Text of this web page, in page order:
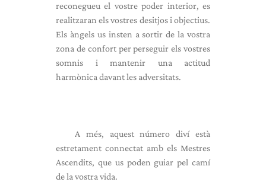
reconegueu el vostre poder interior, es
realitzaran els vostres desitjos i objectius.
Els àngels us insten a sortir de la vostra
zona de confort per perseguir els vostres
somnis i mantenir una actitud
harmònica davant les adversitats.
A més, aquest número diví està
estretament connectat amb els Mestres
Ascendits, que us poden guiar pel camí
de la vostra vida.